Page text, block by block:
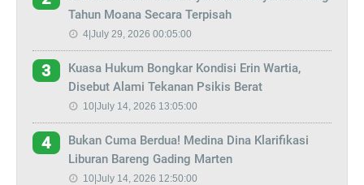
Tahun Moana Secara Terpisah
4|July 29, 2026 00:05:00
3
Kuasa Hukum Bongkar Kondisi Erin Wartia,
Disebut Alami Tekanan Psikis Berat
10|July 14, 2026 13:05:00
4
Bukan Cuma Berdua! Medina Dina Klarifikasi
Liburan Bareng Gading Marten
10|July 14, 2026 12:50:00